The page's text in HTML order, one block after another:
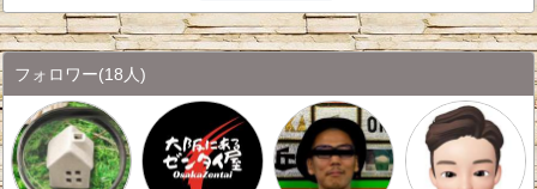
フォロワー(18人)